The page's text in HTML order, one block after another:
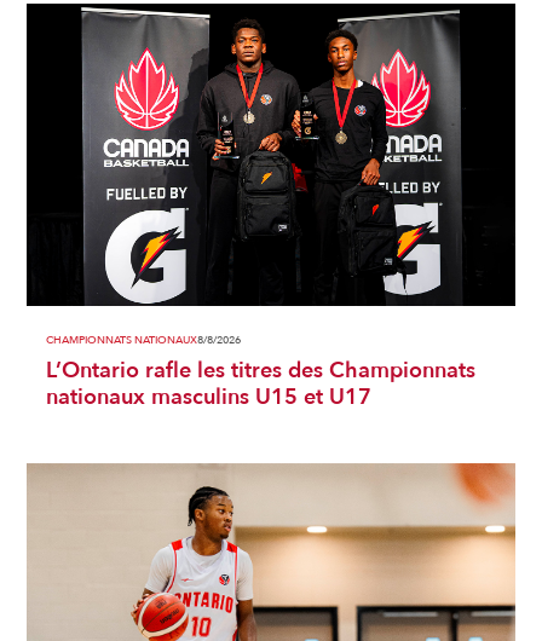
CHAMPIONNATS NATIONAUX8/8/2026
L’Ontario rafle les titres des Championnats
nationaux masculins U15 et U17